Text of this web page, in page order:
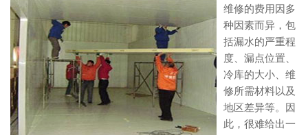
维修的费用因多
种因素而异，包
括漏水的严重程
度、漏点位置、
冷库的大小、维
修所需材料以及
地区差异等。因
此，很难给出一